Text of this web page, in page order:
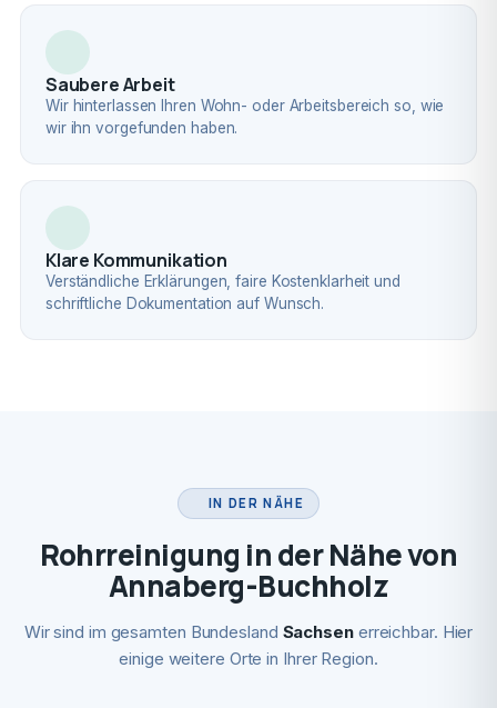
Saubere Arbeit
Wir hinterlassen Ihren Wohn- oder Arbeitsbereich so, wie
wir ihn vorgefunden haben.
Klare Kommunikation
Verständliche Erklärungen, faire Kostenklarheit und
schriftliche Dokumentation auf Wunsch.
IN DER NÄHE
Rohrreinigung in der Nähe von
Annaberg-Buchholz
Wir sind im gesamten Bundesland Sachsenerreichbar. Hier
einige weitere Orte in Ihrer Region.